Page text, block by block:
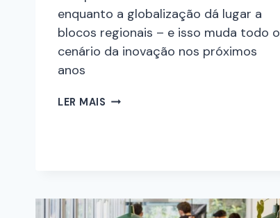
enquanto a globalização dá lugar a
blocos regionais – e isso muda todo o
cenário da inovação nos próximos
anos
LER MAIS